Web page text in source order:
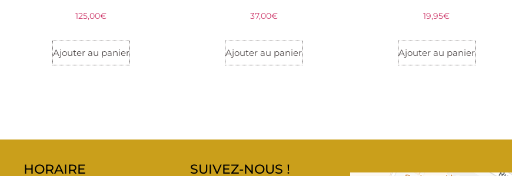
125,00€
Ajouter au panier
37,00€
Ajouter au panier
19,95€
Ajouter au panier
HORAIRE SUIVEZ-NOUS !